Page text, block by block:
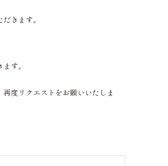
きます。
す。
度リクエストをお願いいたしま